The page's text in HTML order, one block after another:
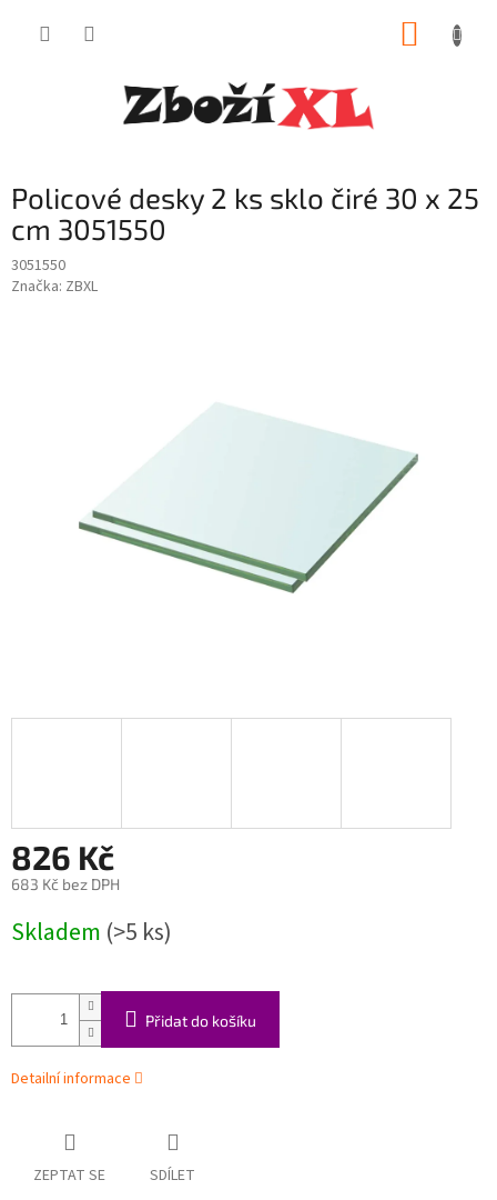
Policové desky 2 ks sklo čiré 30 x 25
cm 3051550
3051550
Značka: ZBXL
826 Kč
683 Kč bez DPH
cena:
Skladem (>5 ks)
Přidat do košíku
Detailní informace
ZEPTAT SE SDÍLET